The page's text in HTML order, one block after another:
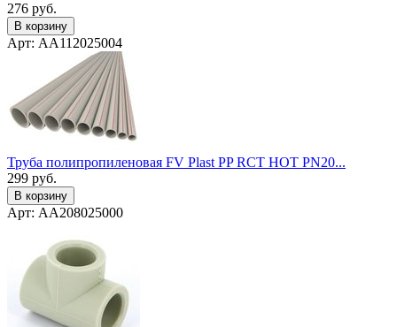
276 руб.
В корзину
Арт: AA112025004
Труба полипропиленовая FV Plast PP RCT HOT PN20...
299 руб.
В корзину
Арт: AA208025000